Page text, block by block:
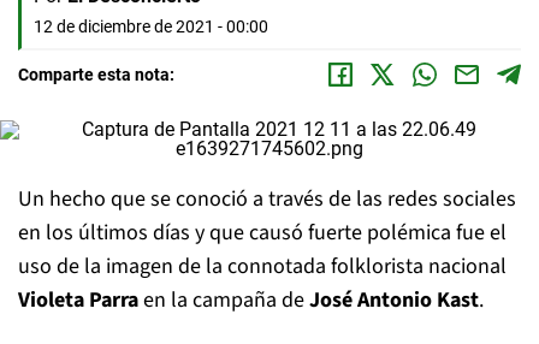
12 de diciembre de 2021 - 00:00
Comparte esta nota:
Un hecho que se conoció a través de las redes sociales
en los últimos días y que causó fuerte polémica fue el
uso de la imagen de la connotada folklorista nacional
Violeta Parraen la campaña deJosé Antonio Kast.